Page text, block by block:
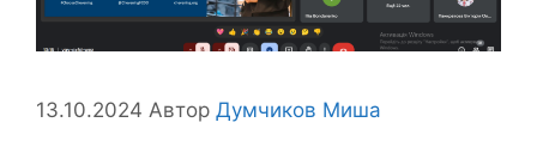
13.10.2024 Автор Думчиков Миша